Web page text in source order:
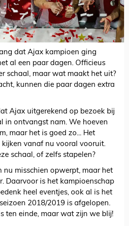
dat Ajax kampioen ging
al een paar dagen. Officieus
schaal, maar wat maakt het uit?
kunnen die paar dagen extra
Ajax uitgerekend op bezoek bij
in ontvangst nam. We hoeven
maar het is goed zo... Het
kijken vanaf nu vooral vooruit.
schaal, of zelfs stapelen?
nu misschien opwerpt, maar het
Daarvoor is het kampioenschap
heel eventjes, ook al is het
2018/2019 is afgelopen.
ten einde, maar wat zijn we blij!